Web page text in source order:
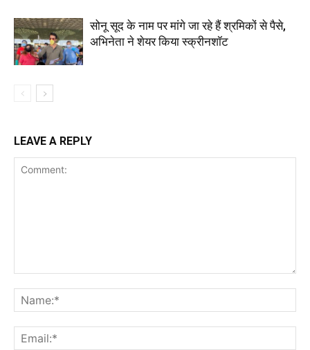
सोनू सूद के नाम पर मांगे जा रहे हैं श्रमिकों से पैसे,
अभिनेता ने शेयर किया स्क्रीनशॉट
LEAVE A REPLY